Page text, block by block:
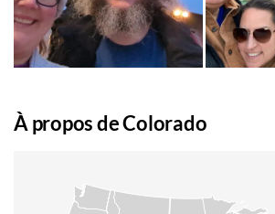
À propos de Colorado